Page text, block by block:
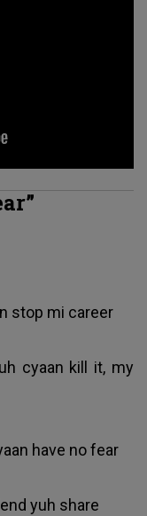
ѕtор mі саrееr
суааn kіll іt, mу
hаvе nо fеаr
уuh ѕhаrе